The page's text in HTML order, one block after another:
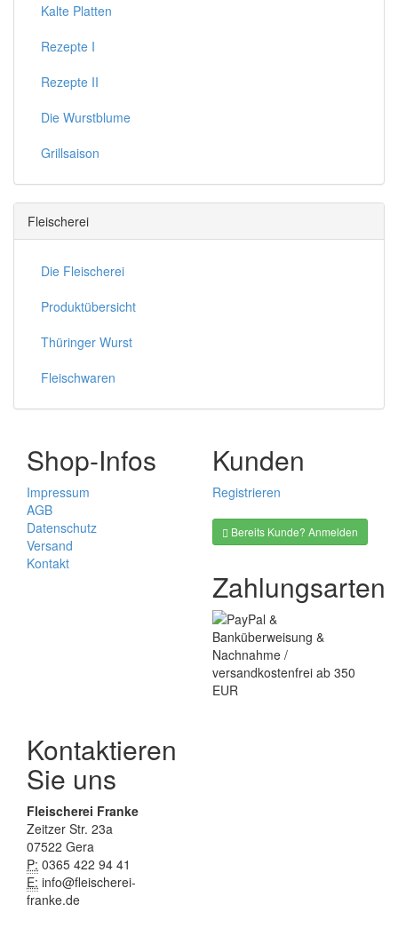
Kalte Platten
Rezepte I
Rezepte II
Die Wurstblume
Grillsaison
Fleischerei
Die Fleischerei
Produktübersicht
Thüringer Wurst
Fleischwaren
Shop-Infos
Impressum
AGB
Datenschutz
Versand
Kontakt
Kunden
Registrieren
Bereits Kunde? Anmelden
Zahlungsarten
Kontaktieren
Sie uns
Fleischerei Franke
Zeitzer Str. 23a
07522 Gera
P: 0365 422 94 41
E: info@fleischerei-
franke.de